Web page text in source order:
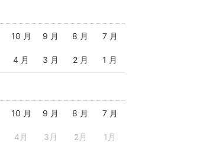
10 月 9 月 8 月 7 月
4 月 3 月 2 月 1 月
10 月 9 月 8 月 7 月
4月 3月 2月 1月